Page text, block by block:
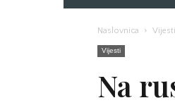
Naslovnica Vijesti
Vijesti
Na